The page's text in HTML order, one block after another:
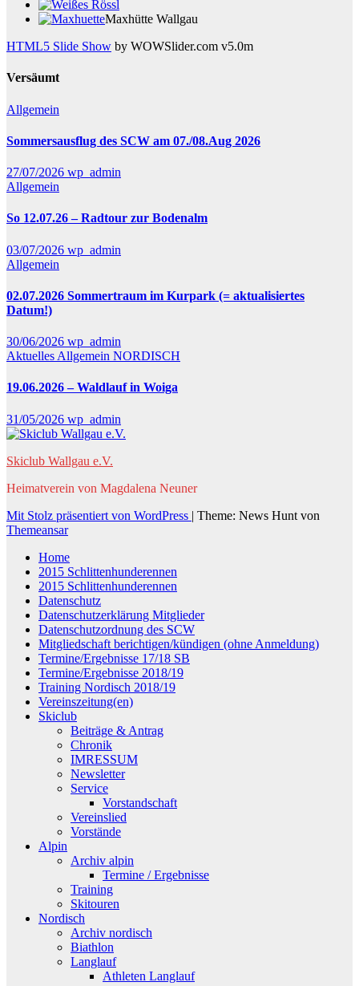
Maxhütte Wallgau
HTML5 Slide Show by WOWSlider.com v5.0m
Versäumt
Allgemein
Sommersausflug des SCW am 07./08.Aug 2026
27/07/2026 wp_admin
Allgemein
So 12.07.26 – Radtour zur Bodenalm
03/07/2026 wp_admin
Allgemein
02.07.2026 Sommertraum im Kurpark (= aktualisiertes
Datum!)
30/06/2026 wp_admin
Aktuelles Allgemein NORDISCH
19.06.2026 – Waldlauf in Woiga
31/05/2026 wp_admin
Skiclub Wallgau e.V.
Heimatverein von Magdalena Neuner
Mit Stolz präsentiert von WordPress | Theme: News Hunt von
Themeansar
Home
2015 Schlittenhunderennen
2015 Schlittenhunderennen
Datenschutz
Datenschutzerklärung Mitglieder
Datenschutzordnung des SCW
Mitgliedschaft berichtigen/kündigen (ohne Anmeldung)
Termine/Ergebnisse 17/18 SB
Termine/Ergebnisse 2018/19
Training Nordisch 2018/19
Vereinszeitung(en)
Skiclub
Beiträge & Antrag
Chronik
IMRESSUM
Newsletter
Service
Vorstandschaft
Vereinslied
Vorstände
Alpin
Archiv alpin
Termine / Ergebnisse
Training
Skitouren
Nordisch
Archiv nordisch
Biathlon
Langlauf
Athleten Langlauf